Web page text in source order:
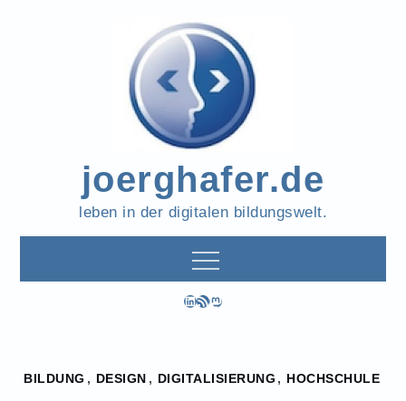
joerghafer.de
leben in der digitalen bildungswelt.
LinkedIn
RSS-FeedMastodon
Home
BILDUNG , DESIGN , DIGITALISIERUNG , HOCHSCHULE